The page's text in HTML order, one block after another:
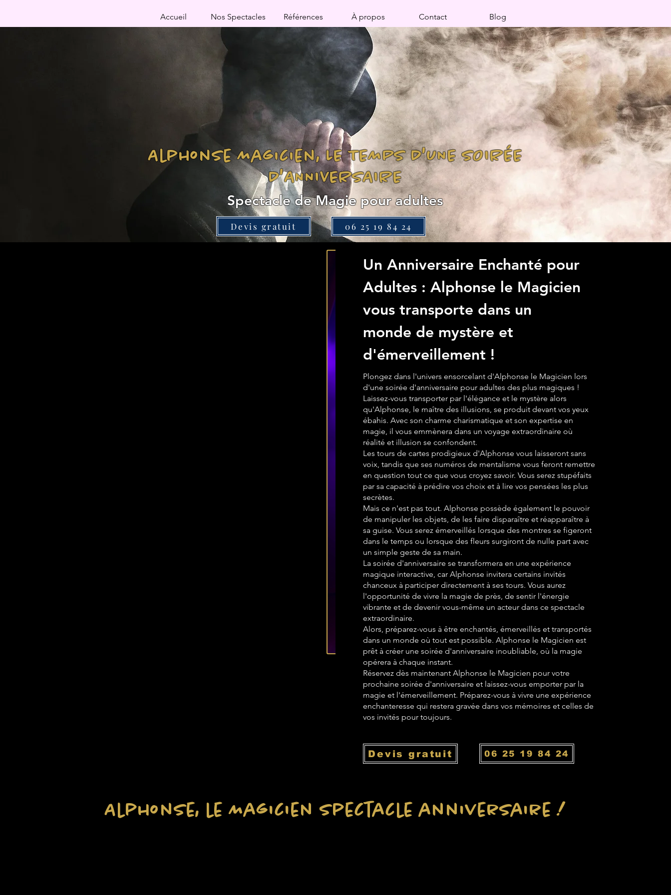
Accueil Nos Spectacles Références À propos Contact Blog
Alphonse Magicien, LE TEMPS D'UNE SOIRÉE
D'ANNIVERSAIRE
Spectacle de Magie pour adultes
Devis gratuit 06 25 19 84 24
Un Anniversaire Enchanté pour
Adultes : Alphonse le Magicien
vous transporte dans un
monde de mystère et
d'émerveillement !
Plongez dans l'univers ensorcelant d'Alphonse le Magicien lors
d'une soirée d'anniversaire pour adultes des plus magiques !
Laissez-vous transporter par l'élégance et le mystère alors
qu'Alphonse, le maître des illusions, se produit devant vos yeux
ébahis. Avec son charme charismatique et son expertise en
magie, il vous emmènera dans un voyage extraordinaire où
réalité et illusion se confondent.
Les tours de cartes prodigieux d'Alphonse vous laisseront sans
voix, tandis que ses numéros de mentalisme vous feront remettre
en question tout ce que vous croyez savoir. Vous serez stupéfaits
par sa capacité à prédire vos choix et à lire vos pensées les plus
secrètes.
Mais ce n'est pas tout. Alphonse possède également le pouvoir
de manipuler les objets, de les faire disparaître et réapparaître à
sa guise. Vous serez émerveillés lorsque des montres se figeront
dans le temps ou lorsque des fleurs surgiront de nulle part avec
un simple geste de sa main.
La soirée d'anniversaire se transformera en une expérience
magique interactive, car Alphonse invitera certains invités
chanceux à participer directement à ses tours. Vous aurez
l'opportunité de vivre la magie de près, de sentir l'énergie
vibrante et de devenir vous-même un acteur dans ce spectacle
extraordinaire.
Alors, préparez-vous à être enchantés, émerveillés et transportés
dans un monde où tout est possible. Alphonse le Magicien est
prêt à créer une soirée d'anniversaire inoubliable, où la magie
opérera à chaque instant.
Réservez dès maintenant Alphonse le Magicien pour votre
prochaine soirée d'anniversaire et laissez-vous emporter par la
magie et l'émerveillement. Préparez-vous à vivre une expérience
enchanteresse qui restera gravée dans vos mémoires et celles de
vos invités pour toujours.
Devis gratuit 06 25 19 84 24
Alphonse, le Magicien spectacle anniversaire !